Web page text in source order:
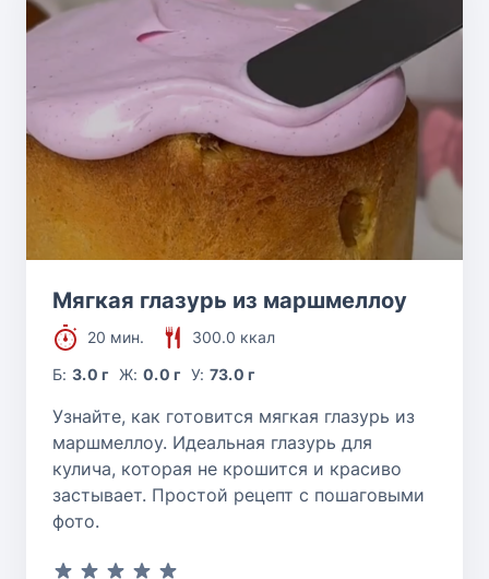
Мягкая глазурь из маршмеллоу
20 мин.
300.0 ккал
Б:3.0 г Ж: 0.0 г У: 73.0 г
Узнайте, как готовится мягкая глазурь из
маршмеллоу. Идеальная глазурь для
кулича, которая не крошится и красиво
застывает. Простой рецепт с пошаговыми
фото.